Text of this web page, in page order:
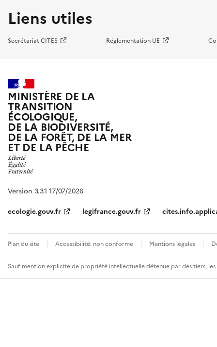
Liens utiles
Secrétariat CITES Réglementation UE
MINISTÈRE DE LA
TRANSITION
ÉCOLOGIQUE,
DE LA BIODIVERSITÉ,
DE LA FORÊT, DE LA MER
ET DE LA PÊCHE
Version 3.3.1 17/07/2026
ecologie.gouv.fr
legifrance.gouv.fr
Plan du site Accessibilité: non conforme Mentions légales
Sauf mention explicite de propriété intellectuelle détenue par des tiers,